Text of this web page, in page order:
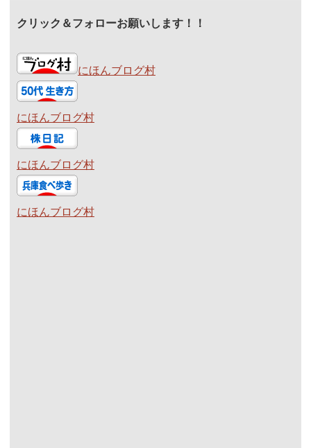
クリック＆フォローお願いします！！
にほんブログ村
にほんブログ村
にほんブログ村
にほんブログ村